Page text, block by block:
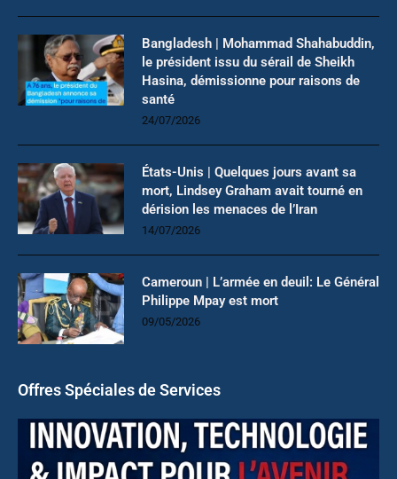
Bangladesh | Mohammad Shahabuddin,
le président issu du sérail de Sheikh
Hasina, démissionne pour raisons de
santé
24/07/2026
États-Unis | Quelques jours avant sa
mort, Lindsey Graham avait tourné en
dérision les menaces de l’Iran
14/07/2026
Cameroun | L’armée en deuil: Le Général
Philippe Mpay est mort
09/05/2026
Offres Spéciales de Services